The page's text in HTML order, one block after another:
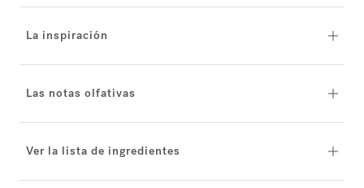
La inspiración
Las notas olfativas
Ver la lista de ingredientes